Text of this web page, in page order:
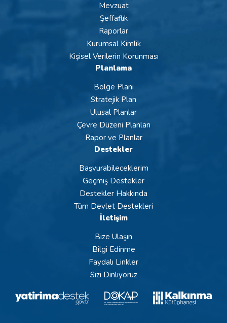
Mevzuat
Şeffaflık
Raporlar
Kurumsal Kimlik
Kişisel Verilerin Korunması
Planlama
Bölge Planı
Stratejik Plan
Ulusal Planlar
Çevre Düzeni Planları
Rapor ve Planlar
Destekler
Başvurabileceklerim
Geçmiş Destekler
Destekler Hakkında
Tüm Devlet Destekleri
İletişim
Bize Ulaşın
Bilgi Edinme
Faydalı Linkler
Sizi Dinliyoruz